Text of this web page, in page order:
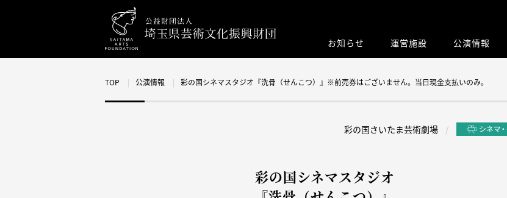
お知らせ 運営施設 公演情報
TOP 公演情報 彩の国シネマスタジオ『洗骨（せんこつ）』※前売券はございません。当日現金支払いのみ。
彩の国さいたま芸術劇場
彩の国シネマスタジオ